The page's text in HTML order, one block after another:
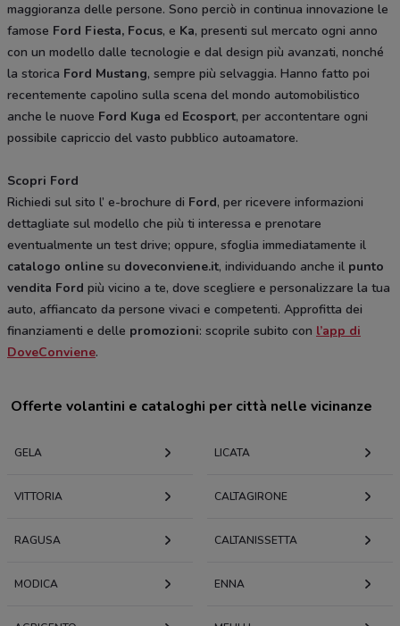
maggioranza delle persone. Sono perciò in continua innovazione le
famose Ford Fiesta, Focus, e Ka, presenti sul mercato ogni anno
con un modello dalle tecnologie e dal design più avanzati, nonché
la storica Ford Mustang, sempre più selvaggia. Hanno fatto poi
recentemente capolino sulla scena del mondo automobilistico
anche le nuove Ford Kuga ed Ecosport, per accontentare ogni
possibile capriccio del vasto pubblico autoamatore.
Scopri Ford
Richiedi sul sito l’ e-brochure di Ford, per ricevere informazioni
dettagliate sul modello che più ti interessa e prenotare
eventualmente un test drive; oppure, sfoglia immediatamente il
catalogo online su doveconviene.it, individuando anche il punto
vendita Ford più vicino a te, dove scegliere e personalizzare la tua
auto, affiancato da persone vivaci e competenti. Approfitta dei
finanziamenti e delle promozioni: scoprile subito con l’app di
DoveConviene.
Offerte volantini e cataloghi per città nelle vicinanze
GELA LICATA
VITTORIA CALTAGIRONE
RAGUSA CALTANISSETTA
MODICA ENNA